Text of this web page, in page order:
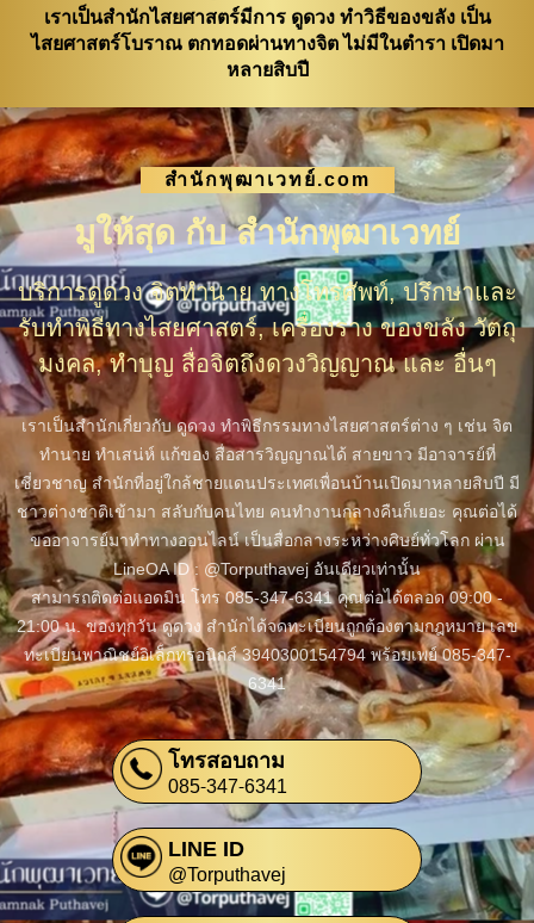
เราเป็นสำนักไสยศาสตร์มีการ ดูดวง ทำวิธีของขลัง เป็น
ไสยศาสตร์โบราณ ตกทอดผ่านทางจิต ไม่มีในตำรา เปิดมา
หลายสิบปี
สำนักพุฒาเวทย์.com
มูให้สุด กับ สำนักพุฒาเวทย์
บริการดูดวง จิตทำนาย ทางโทรศัพท์, ปรึกษาและ
รับทำพิธีทางไสยศาสตร์, เครื่องราง ของขลัง วัตถุ
มงคล, ทำบุญ สื่อจิตถึงดวงวิญญาณ และ อื่นๆ
เราเป็นสำนักเกี่ยวกับ ดูดวง ทำพิธีกรรมทางไสยศาสตร์ต่าง ๆ เช่น จิต
ทำนาย ทำเสน่ห์ แก้ของ สื่อสารวิญญาณได้ สายขาว มีอาจารย์ที่
เชี่ยวชาญ สำนักที่อยู่ใกล้ชายแดนประเทศเพื่อนบ้านเปิดมาหลายสิบปี มี
ชาวต่างชาติเข้ามา สลับกับคนไทย คนทำงานกลางคืนก็เยอะ คุณต่อได้
ขออาจารย์มาทำทางออนไลน์ เป็นสื่อกลางระหว่างศิษย์ทั่วโลก ผ่าน
LineOA ID : @Torputhavej อันเดียวเท่านั้น
สามารถติดต่อแอดมิน โทร 085-347-6341 คุณต่อได้ตลอด 09:00 -
21:00 น. ของทุกวัน ดูดวง สำนักได้จดทะเบียนถูกต้องตามกฎหมาย เลข
ทะเบียนพาณิชย์อิเล็กทรอนิกส์ 3940300154794 พร้อมเพย์ 085-347-
6341
โทรสอบถาม
085-347-6341
LINE ID
@Torputhavej